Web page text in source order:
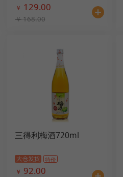
￥ 129.00
￥168.00
三得利梅酒720ml
特价
￥ 92.00